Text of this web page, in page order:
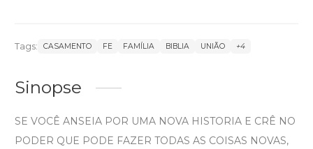
Tags: CASAMENTO FE FAMÍLIA BIBLIA UNIÃO +4
Sinopse
SE VOCÊ ANSEIA POR UMA NOVA HISTORIA E CRÊ NO
PODER QUE PODE FAZER TODAS AS COISAS NOVAS,